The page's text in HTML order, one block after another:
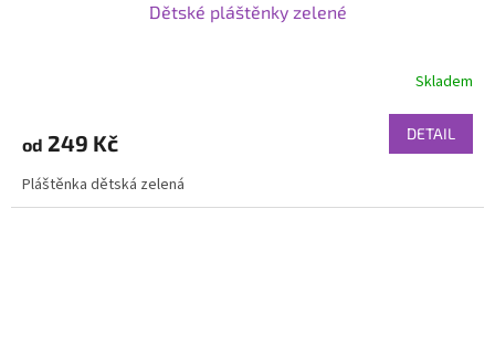
Dětské pláštěnky zelené
Skladem
od 249 Kč DETAIL
Pláštěnka dětská zelená